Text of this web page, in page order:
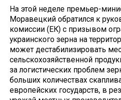
На этой неделе премьер-
Моравецкий обратился к
комиссии (ЕК) с призывом
украинского зерна на
может дестабилизировать
сельскохозяйственной
за логистических проблем
больших количествах
европейских государств, в